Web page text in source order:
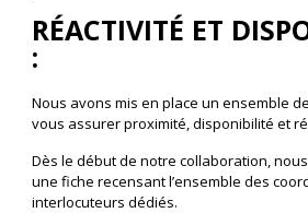
RÉACTIVITÉ ET
:
Nous avons mis en place un ensemble
vous assurer proximité, disponibilité et
Dès le début de notre collaboration,
une fiche recensant l’ensemble des
interlocuteurs dédiés.